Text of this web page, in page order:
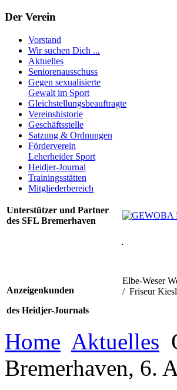
Der Verein
Vorstand
Wir suchen Dich ...
Aktuelles
Seniorenausschuss
Gegen sexualisierte
Gewalt im Sport
Gleichstellungsbeauftragte
Vereinshistorie
Geschäftsstelle
Satzung & Ordnungen
Förderverein
Leherheider Sport
Heidjer-Journal
Trainingsstätten
Mitgliederbereich
Unterstützer und Partner
des SFL Bremerhaven
Anzeigenkunden
des Heidjer-Journals
Elbe-Weser
/ Friseur
Home Aktuelles
Bremerhaven, 6.